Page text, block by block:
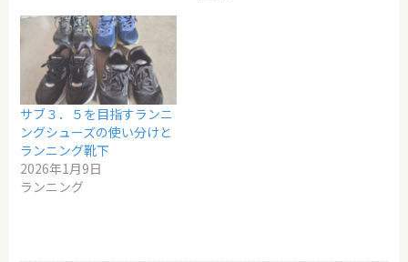
サブ３．５を目指すランニ
ングシューズの使い分けと
ランニング靴下
2026年1月9日
ランニング